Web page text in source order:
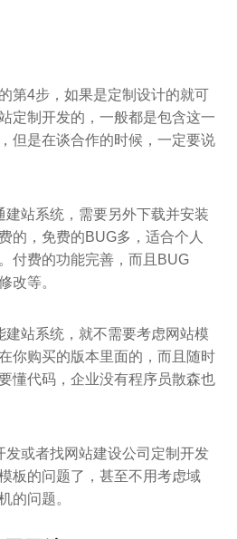
第4步，如果是定制设计的就可
定制开发的，一般都是包含这一
但是在谈合作的时候，一定要说
建站系统，需要另外下载并安装
的，免费的BUG多，适合个人
付费的功能完善，而且BUG
改等。
建站系统，就不需要考虑网站模
你购买的版本里面的，而且随时
懂代码，企业没有程序员散森也
发或者找网站建设公司定制开发
板的问题了，甚至不用考虑域
的问题。